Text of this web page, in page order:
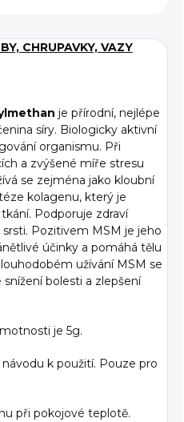
CHRUPAVKY, VAZY
je přírodní, nejlépe
síry. Biologicky aktivní
organismu. Při
a zvýšené míře stresu
se zejména jako kloubní
kolagenu, který je
Podporuje zdraví
Pozitivem MSM je jeho
účinky a pomáhá tělu
užívání MSM se
bolesti a zlepšení
je 5g.
k použití. Pouze pro
při pokojové teplotě.